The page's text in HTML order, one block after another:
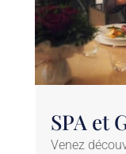
SPA et
Venez